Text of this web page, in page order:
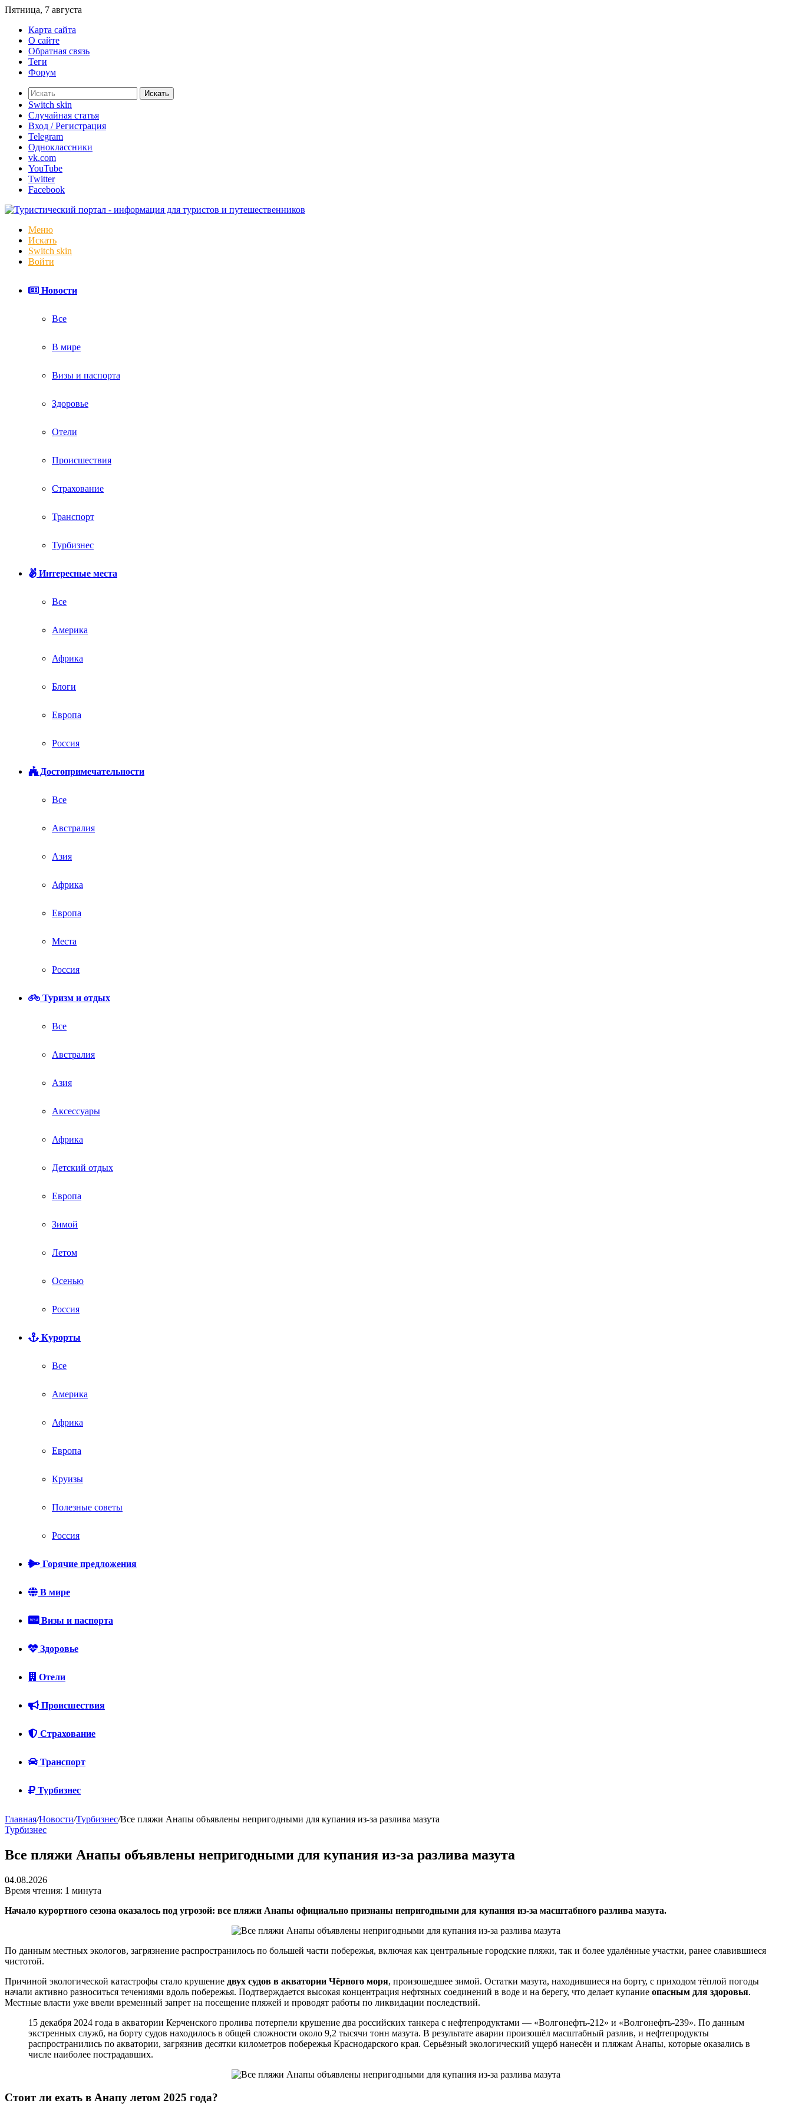
Пятница, 7 августа
Карта сайта
О сайте
Обратная связь
Теги
Форум
Искать
Switch skin
Случайная статья
Вход / Регистрация
Telegram
Одноклассники
vk.com
YouTube
Twitter
Facebook
Меню
Искать
Switch skin
Войти
Новости
Все
В мире
Визы и паспорта
Здоровье
Отели
Происшествия
Страхование
Транспорт
Турбизнес
Интересные места
Все
Америка
Африка
Блоги
Европа
Россия
Достопримечательности
Все
Австралия
Азия
Африка
Европа
Места
Россия
Туризм и отдых
Все
Австралия
Азия
Аксессуары
Африка
Детский отдых
Европа
Зимой
Летом
Осенью
Россия
Курорты
Все
Америка
Африка
Европа
Круизы
Полезные советы
Россия
Горячие предложения
В мире
Визы и паспорта
Здоровье
Отели
Происшествия
Страхование
Транспорт
Турбизнес
Главная/Новости/Турбизнес/Все пляжи Анапы объявлены непригодными для купания из-за разлива мазута
Турбизнес
Все пляжи Анапы объявлены непригодными для купания из-за разлива мазута
04.08.2026
Время чтения: 1 минута
Начало курортного сезона оказалось под угрозой: все пляжи Анапы официально признаны непригодными для купания из-за масштабного разлива мазута.
По данным местных экологов, загрязнение распространилось по большей части побережья, включая как центральные городские пляжи, так и более удалённые участки, ранее славившиеся
чистотой.
Причиной экологической катастрофы стало крушение двух судов в акватории Чёрного моря, произошедшее зимой. Остатки мазута, находившиеся на борту, с приходом тёплой погоды
начали активно разноситься течениями вдоль побережья. Подтверждается высокая концентрация нефтяных соединений в воде и на берегу, что делает купание опасным для здоровья.
Местные власти уже ввели временный запрет на посещение пляжей и проводят работы по ликвидации последствий.
15 декабря 2024 года в акватории Керченского пролива потерпели крушение два российских танкера с нефтепродуктами — «Волгонефть-212» и «Волгонефть-239». По данным
экстренных служб, на борту судов находилось в общей сложности около 9,2 тысячи тонн мазута. В результате аварии произошёл масштабный разлив, и нефтепродукты
распространились по акватории, загрязнив десятки километров побережья Краснодарского края. Серьёзный экологический ущерб нанесён и пляжам Анапы, которые оказались в
числе наиболее пострадавших.
Стоит ли ехать в Анапу летом 2025 года?